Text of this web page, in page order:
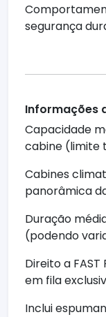
segurança
Informações
Capacidade
cabine (limite
Cabines
panorâmica
Duração
(podendo
Direito a
em fila
Inclui